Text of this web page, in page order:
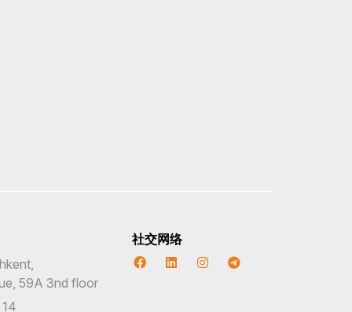
59A 3nd floor
社交网络